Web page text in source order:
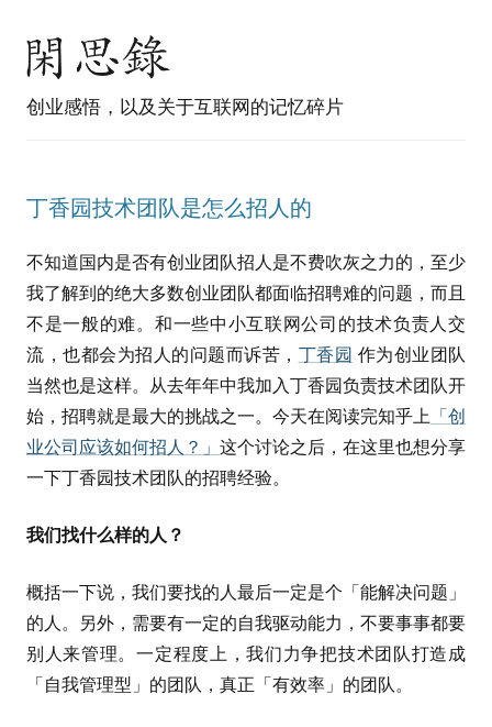
创业感悟，以及关于互联网的记忆碎片
丁香园技术团队是怎么招人的
不知道国内是否有创业团队招人是不费吹灰之力的，至少
我了解到的绝大多数创业团队都面临招聘难的问题，而且
不是一般的难。和一些中小互联网公司的技术负责人交
流，也都会为招人的问题而诉苦， 丁香园 作为创业团队
当然也是这样。从去年年中我加入丁香园负责技术团队开
始，招聘就是最大的挑战之一。今天在阅读完知乎上 「创
业公司应该如何招人？」 这个讨论之后，在这里也想分享
一下丁香园技术团队的招聘经验。
我们找什么样的人？
概括一下说，我们要找的人最后一定是个「能解决问题」
的人。另外，需要有一定的自我驱动能力，不要事事都要
别人来管理。一定程度上，我们力争把技术团队打造成
「自我管理型」的团队，真正「有效率」的团队。